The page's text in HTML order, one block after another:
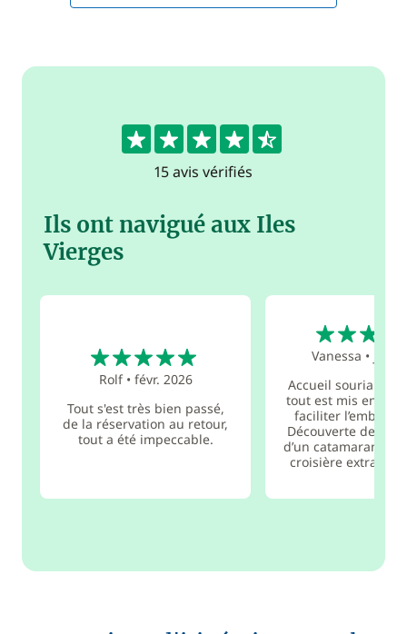
4.6
15 avis vérifiés
Ils ont navigué aux Iles
Vierges
Rolf• févr. 2026
Tout s'est très bien passé,
de la réservation au retour,
tout a été impeccable.
Vanessa •
Accueil souriant à
tout est mis en
faciliter
Découverte de la
d’un catamaran
croisière extraor...